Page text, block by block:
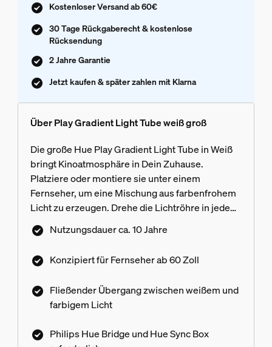
Kostenloser Versand ab 60€
30 Tage Rückgaberecht & kostenlose
Rücksendung
2 Jahre Garantie
Jetzt kaufen & später zahlen mit Klarna
Über Play Gradient Light Tube weiß groß
Die große Hue Play Gradient Light Tube in Weiß
bringt Kinoatmosphäre in Dein Zuhause.
Platziere oder montiere sie unter einem
Fernseher, um eine Mischung aus farbenfrohem
Licht zu erzeugen. Drehe die Lichtröhre in jede
beliebige Richtung und perfektioniere Deine
Surround-Beleuchtung.
Nutzungsdauer ca. 10 Jahre
Konzipiert für Fernseher ab 60 Zoll
Fließender Übergang zwischen weißem und
farbigem Licht
Philips Hue Bridge und Hue Sync Box